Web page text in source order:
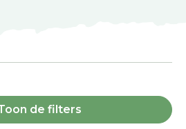
de filters